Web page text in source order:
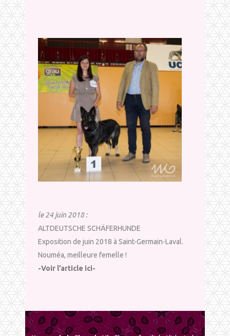
le 24 juin 2018 :
ALTDEUTSCHE SCHÄFERHUNDE
Exposition de juin 2018 à Saint-Germain-Laval.
Nouméa, meilleure femelle !
-Voir l’article ici-